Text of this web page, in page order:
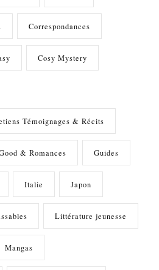
Correspondances
Cosy Mystery
Témoignages & Récits
& Romances Guides
Italie Japon
Littérature jeunesse
Mangas